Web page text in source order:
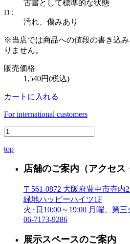
古書として標準的な状態
D :
汚れ、傷みあり
※当店では商品への値段の書き込
りません。
販売価格
1,540円(税込)
カートに入れる
For international customers
top
店舗のご案内 （アクセス
〒561-0872 大阪府豊中市寺内
緑地ハッピーハイツ1F
火~日10:00～19:00 月曜、第
06-7173-9286
展示スペースのご案内